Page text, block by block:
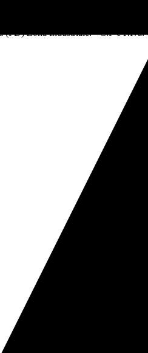
(PD) Zona Industriale. - C.F e